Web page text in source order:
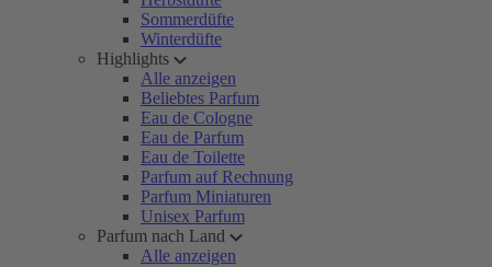
Sommerdüfte
Winterdüfte
Highlights
Alle anzeigen
Beliebtes Parfum
Eau de Cologne
Eau de Parfum
Eau de Toilette
Parfum auf Rechnung
Parfum Miniaturen
Unisex Parfum
Parfum nach Land
Alle anzeigen